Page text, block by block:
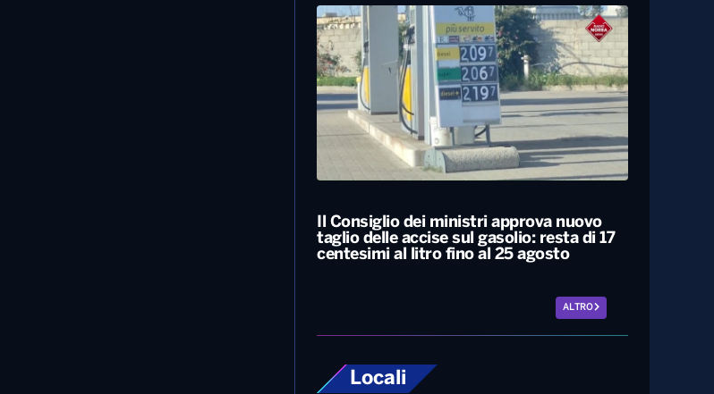
Il Consiglio dei ministri approva nuovo
taglio delle accise sul gasolio: resta di 17
centesimi al litro fino al 25 agosto
ALTRO
Locali